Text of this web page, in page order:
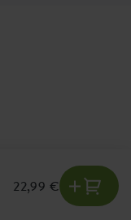
22,99 €